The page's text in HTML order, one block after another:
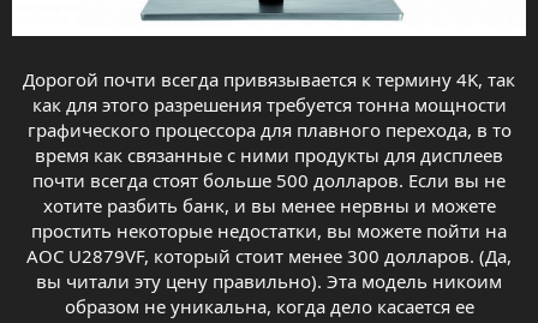
Дорогой почти всегда привязывается к термину 4K, так
как для этого разрешения требуется тонна мощности
графического процессора для плавного перехода, в то
время как связанные с ними продукты для дисплеев
почти всегда стоят больше 500 долларов. Если вы не
хотите разбить банк, и вы менее нервны и можете
простить некоторые недостатки, вы можете пойти на
AOC U2879VF, который стоит менее 300 долларов. (Да,
вы читали эту цену правильно). Эта модель никоим
образом не уникальна, когда дело касается ее